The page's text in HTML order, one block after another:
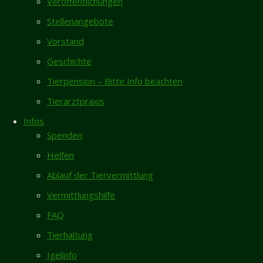
Stellenangebote
Vorstand
Geschichte
Tierpension – Bitte Info beachten
Tierarztpraxis
Infos
Spenden
Helfen
Ablauf der Tiervermittlung
Vermittlungshilfe
FAQ
Tierhaltung
Igelinfo
Beschreibung
Hermine kam
Hording
uns und war
und ist sehr
scheu. Sie
glücklich auf
Katzenwiese
Wege Paten.
Neueste Beiträge
Totfund schwarze Katze/Kater in Giesen
6.8.
Neues Zuhause – Butch und Ragnar grüßen
herzlich
Spendenaufruf für Katzenfutter und eine
Pause, einer "neuen" Bullimaus...